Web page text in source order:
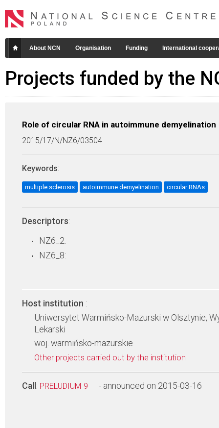
About NCN Organisation Funding International
Projects funded by the
Role of circular RNA in autoimmune demyelination
2015/17/N/NZ6/03504
Keywords:
multiple sclerosis autoimmune demyelination circular RNAs
Descriptors:
NZ6_2:
NZ6_8:
Host institution :
Uniwersytet Warmińsko-Mazurski w Olsztynie,
Lekarski
woj. warmińsko-mazurskie
Other projects carried out by the institution
Call : PRELUDIUM 9 - announced on 2015-03-16